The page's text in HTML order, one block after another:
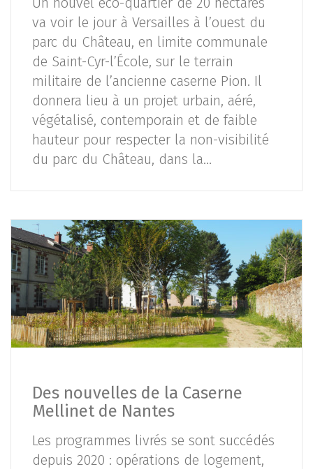
va voir le jour à Versailles à l’ouest du
parc du Château, en limite communale
de Saint-Cyr-l’École, sur le terrain
militaire de l’ancienne caserne Pion. Il
donnera lieu à un projet urbain, aéré,
végétalisé, contemporain et de faible
hauteur pour respecter la non-visibilité
du parc du Château, dans la…
Des nouvelles de la Caserne
Mellinet de Nantes
Les programmes livrés se sont succédés
depuis 2020 : opérations de logement,